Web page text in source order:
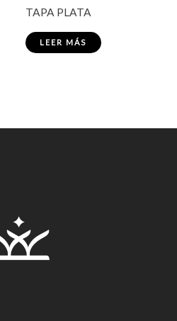
TAPA PLATA
LEER MÁS